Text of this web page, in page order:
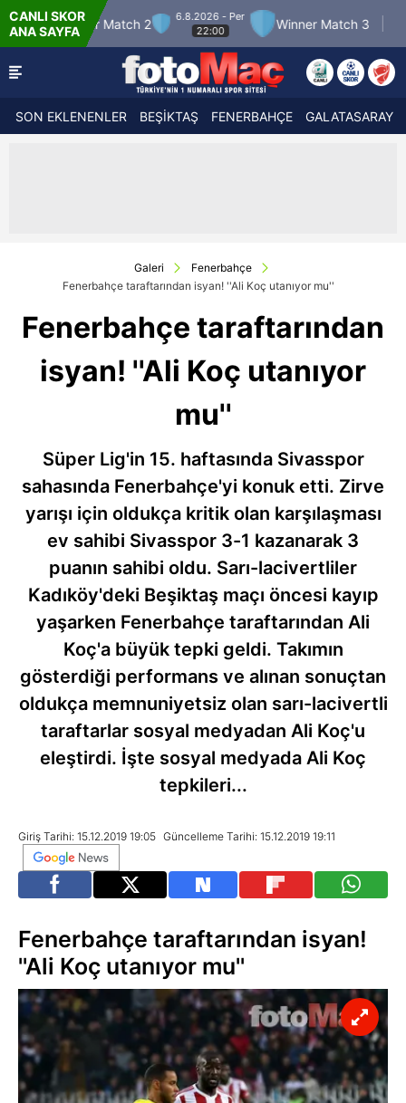
CANLI SKOR
ANA SAYFA
Match 2
6.8.2026 - Per
22:00
Winner Match 3 Boluspor
SON EKLENENLER BEŞİKTAŞ FENERBAHÇE GALATASARAY
Galeri
Fenerbahçe
Fenerbahçe taraftarından isyan! ''Ali Koç utanıyor mu''
Fenerbahçe taraftarından
isyan! ''Ali Koç utanıyor
mu''
Süper Lig'in 15. haftasında Sivasspor
sahasında Fenerbahçe'yi konuk etti. Zirve
yarışı için oldukça kritik olan karşılaşması
ev sahibi Sivasspor 3-1 kazanarak 3
puanın sahibi oldu. Sarı-lacivertliler
Kadıköy'deki Beşiktaş maçı öncesi kayıp
yaşarken Fenerbahçe taraftarından Ali
Koç'a büyük tepki geldi. Takımın
gösterdiği performans ve alınan sonuçtan
oldukça memnuniyetsiz olan sarı-lacivertli
taraftarlar sosyal medyadan Ali Koç'u
eleştirdi. İşte sosyal medyada Ali Koç
tepkileri...
Giriş Tarihi: 15.12.2019 19:05 Güncelleme Tarihi: 15.12.2019 19:11
Fenerbahçe taraftarından isyan!
''Ali Koç utanıyor mu''